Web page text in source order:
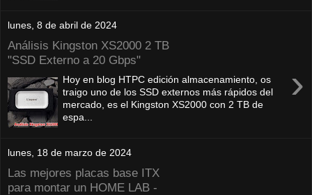
lunes, 8 de abril de 2024
Análisis Kingston XS2000 2 TB
"SSD Externo a 20 Gbps"
›
Hoy en blog HTPC edición almacenamiento, os
traigo uno de los SSD externos más rápidos del
mercado, es el Kingston XS2000 con 2 TB de
espa...
lunes, 18 de marzo de 2024
Las mejores placas base ITX
para montar un HOME LAB -